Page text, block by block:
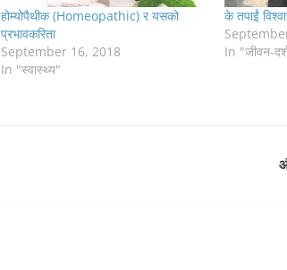
होम्योपैथीक (Homeopathic) र यसको
प्रभावकरिता
September 16, 2018
In "स्वास्थ्य"
के तपाईं
In "जीवन-